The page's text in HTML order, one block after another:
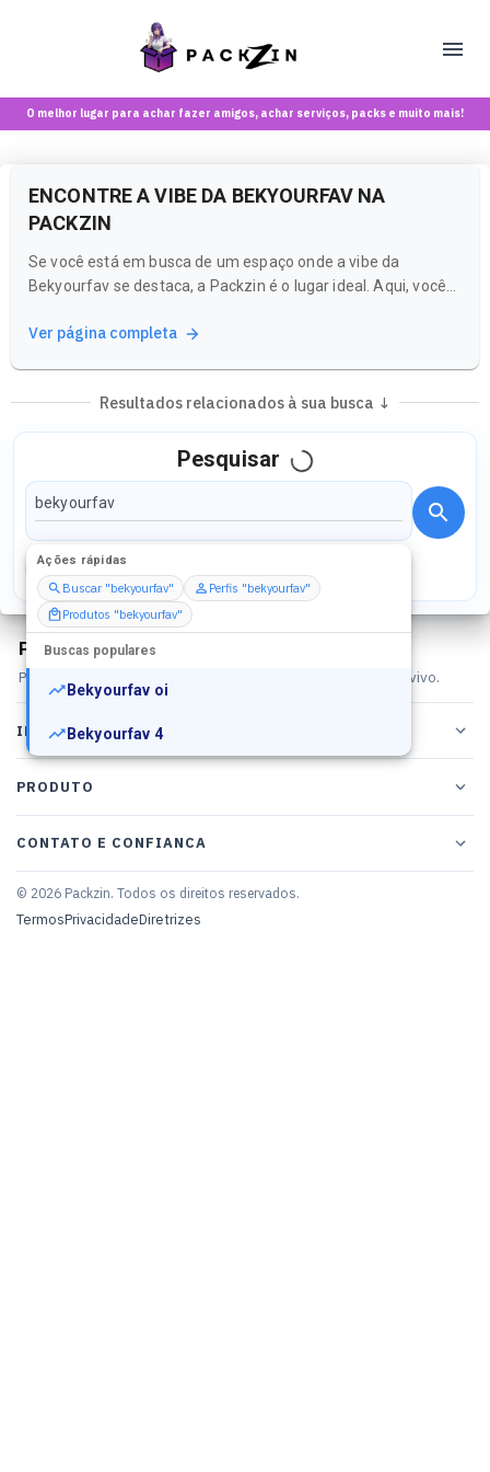
O melhor lugar para achar fazer amigos, achar serviços, packs e muito mais!
ENCONTRE A VIBE DA BEKYOURFAV NA
PACKZIN
Se você está em busca de um espaço onde a vibe da
Bekyourfav se destaca, a Packzin é o lugar ideal. Aqui, você
energia que você procura, tudo em um ambiente seguro e
Ver página completa
Resultados relacionados à sua busca ↓
Pesquisar
Ações rápidas
Buscar "bekyourfav"
Perfis "bekyourfav"
Produtos "bekyourfav"
Buscas populares
Bekyourfav oi
Bekyourfav 4
Perfis
Packzin
Plataforma para criadores, comunidades e experiencias ao vivo.
INSTITUCIONAL
PRODUTO
CONTATO E CONFIANCA
© 2026 Packzin. Todos os direitos reservados.
TermosPrivacidadeDiretrizes